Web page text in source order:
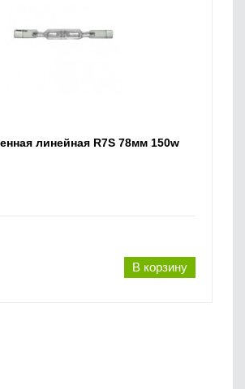
линейная R7S 78мм 150w
В корзину